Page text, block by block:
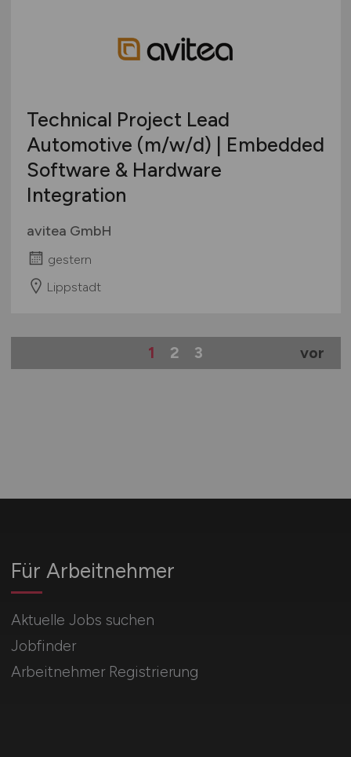
Technical Project Lead
Automotive (m/w/d) | Embedded
Software & Hardware
Integration
avitea GmbH
gestern
Lippstadt
1 2 3 vor
Für Arbeitnehmer
Aktuelle Jobs suchen
Jobfinder
Arbeitnehmer Registrierung